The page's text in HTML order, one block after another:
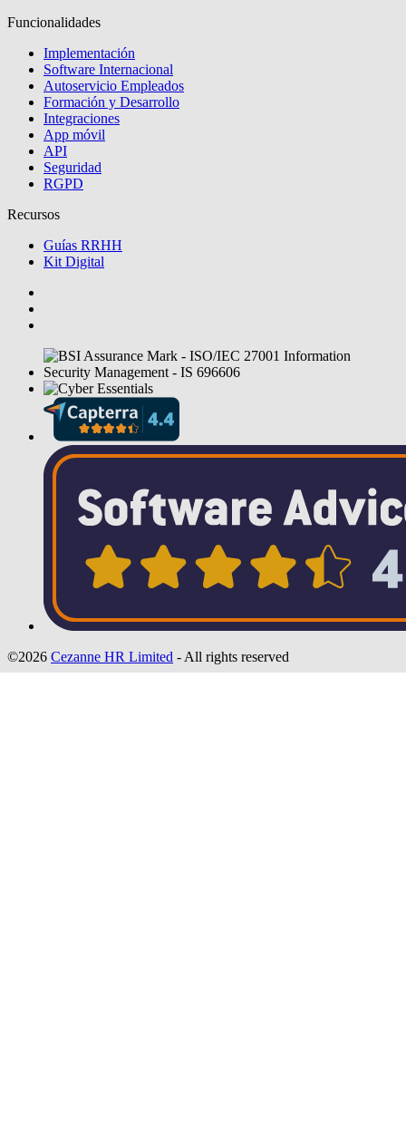
Funcionalidades
Implementación
Software Internacional
Autoservicio Empleados
Formación y Desarrollo
Integraciones
App móvil
API
Seguridad
RGPD
Recursos
Guías RRHH
Kit Digital
©2026 Cezanne HR Limited - All rights reserved